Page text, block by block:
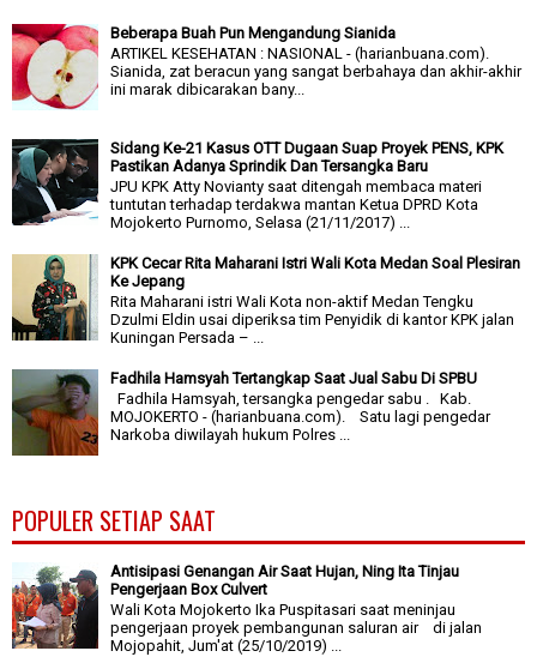
Beberapa Buah Pun Mengandung Sianida
ARTIKEL KESEHATAN : NASIONAL - (harianbuana.com).
Sianida, zat beracun yang sangat berbahaya dan akhir-akhir
ini marak dibicarakan bany...
Sidang Ke-21 Kasus OTT Dugaan Suap Proyek PENS, KPK
Pastikan Adanya Sprindik Dan Tersangka Baru
JPU KPK Atty Novianty saat ditengah membaca materi
tuntutan terhadap terdakwa mantan Ketua DPRD Kota
Mojokerto Purnomo, Selasa (21/11/2017) ...
KPK Cecar Rita Maharani Istri Wali Kota Medan Soal Plesiran
Ke Jepang
Rita Maharani istri Wali Kota non-aktif Medan Tengku
Dzulmi Eldin usai diperiksa tim Penyidik di kantor KPK jalan
Kuningan Persada – ...
Fadhila Hamsyah Tertangkap Saat Jual Sabu Di SPBU
Fadhila Hamsyah, tersangka pengedar sabu . Kab.
MOJOKERTO - (harianbuana.com). Satu lagi pengedar
Narkoba diwilayah hukum Polres ...
POPULER SETIAP SAAT
Antisipasi Genangan Air Saat Hujan, Ning Ita Tinjau
Pengerjaan Box Culvert
Wali Kota Mojokerto Ika Puspitasari saat meninjau
pengerjaan proyek pembangunan saluran air di jalan
Mojopahit, Jum'at (25/10/2019) ...